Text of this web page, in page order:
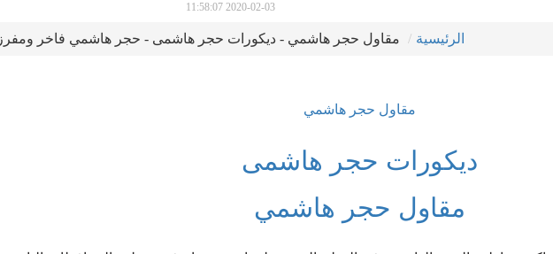
2020-02-03 11:58:07
الرئيسية مقاول حجر هاشمي - ديكورات حجر هاشمى - حجر هاشمي فاخر ومفرز
مقاول حجر هاشمي
ديكورات حجر هاشمى
مقاول حجر هاشمي